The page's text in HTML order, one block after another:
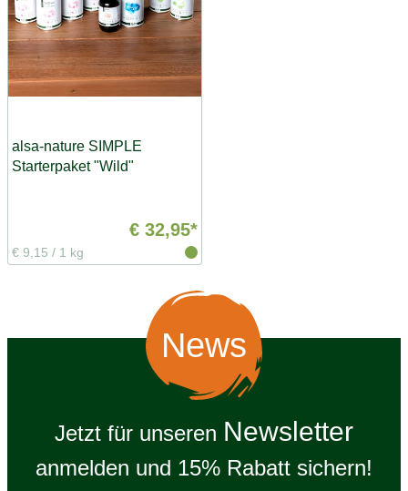
alsa-nature SIMPLE
Starterpaket "Wild"
€ 32,95*
€ 9,15 / 1 kg
News
Jetzt für unseren Newsletter
anmelden und 15% Rabatt sichern!